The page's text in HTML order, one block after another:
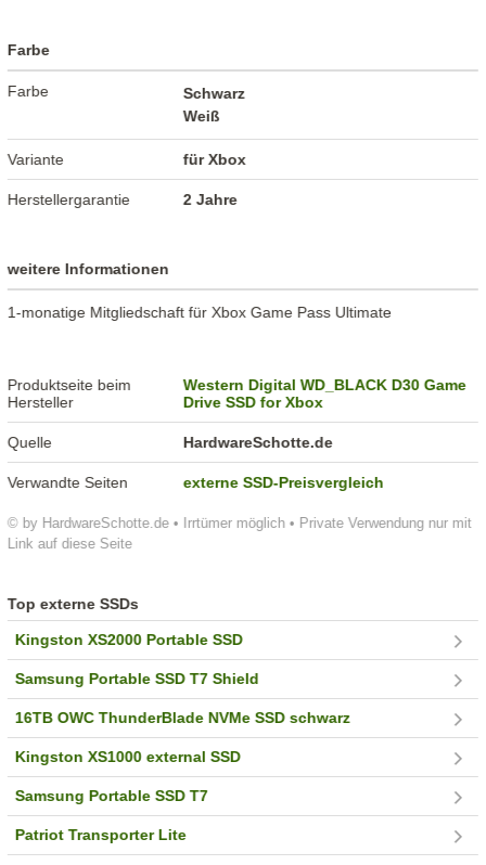
© by HardwareSchotte.de • Irrtümer möglich • Private Verwendung nur mit
Link auf diese Seite
Farbe
Farbe
Schwarz
Weiß
Variante für Xbox
Herstellergarantie 2 Jahre
weitere Informationen
1-monatige Mitgliedschaft für Xbox Game Pass Ultimate
Produktseite beim
Hersteller
Western Digital WD_BLACK D30 Game
Drive SSD for Xbox
Quelle HardwareSchotte.de
Verwandte Seiten externe SSD-Preisvergleich
Top externe SSDs
Kingston XS2000 Portable SSD
Samsung Portable SSD T7 Shield
16TB OWC ThunderBlade NVMe SSD schwarz
Kingston XS1000 external SSD
Samsung Portable SSD T7
Patriot Transporter Lite